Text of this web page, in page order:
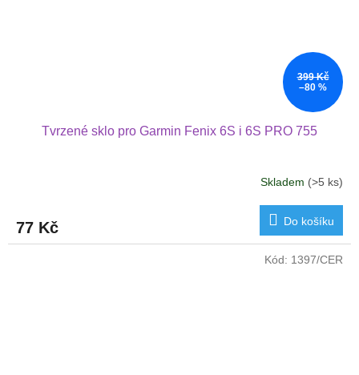
399 Kč
–80 %
Tvrzené sklo pro Garmin Fenix 6S i 6S PRO 755
Skladem (>5 ks)
77 Kč Do košíku
Kód: 1397/CER